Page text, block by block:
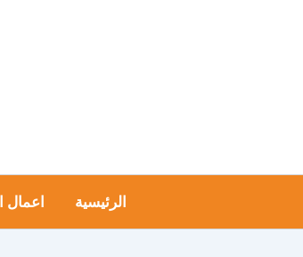
الرئيسية